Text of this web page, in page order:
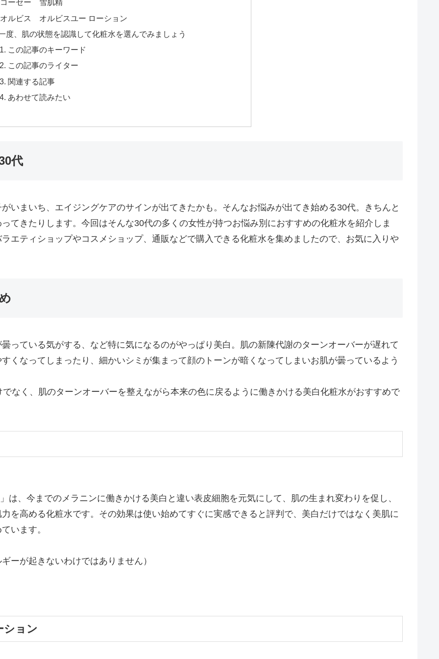
コーセー 雪肌精
オルビス オルビスユー ローション
度、肌の状態を認識して化粧水を選んでみましょう
この記事のキーワード
この記事のライター
関連する記事
あわせて読みたい
代
いまいち、エイジングケアのサインが出てきたかも。そんなお悩みが出てき始める30代。きちんと
てきたりします。今回はそんな30代の多くの女性が持つお悩み別におすすめの化粧水を紹介しま
エティショップやコスメショップ、通販などで購入できる化粧水を集めましたので、お気に入りや
っている気がする、など特に気になるのがやっぱり美白。肌の新陳代謝のターンオーバーが遅れて
くなってしまったり、細かいシミが集まって顔のトーンが暗くなってしまいお肌が曇っているよう
なく、肌のターンオーバーを整えながら本来の色に戻るように働きかける美白化粧水がおすすめで
は、今までのメラニンに働きかける美白と違い表皮細胞を元気にして、肌の生まれ変わりを促し、
を高める化粧水です。その効果は使い始めてすぐに実感できると評判で、美白だけではなく美肌に
います。
ーが起きないわけではありません）
ション